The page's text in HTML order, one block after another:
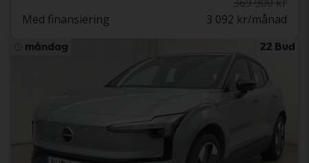
Med finansiering
3 092 kr/månad
måndag 22 Bud